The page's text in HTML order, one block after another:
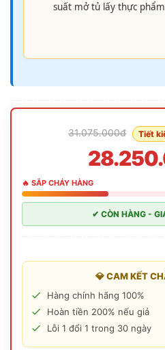
suất mở tủ lấy thực
31.075.000đ Tiết
🔥 SẮP CHÁY HÀNG
✔ CÒN HÀNG -
💎 CAM KẾT
Hàng chính hãng 100%
Hoàn tiền 200% nếu giả
Lỗi 1 đổi 1 trong 30 ngày